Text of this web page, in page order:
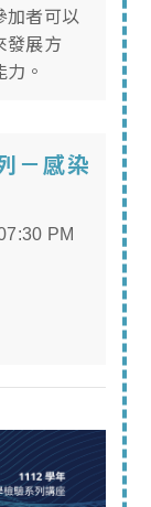
加者可以
發展方
。
－感染
PM